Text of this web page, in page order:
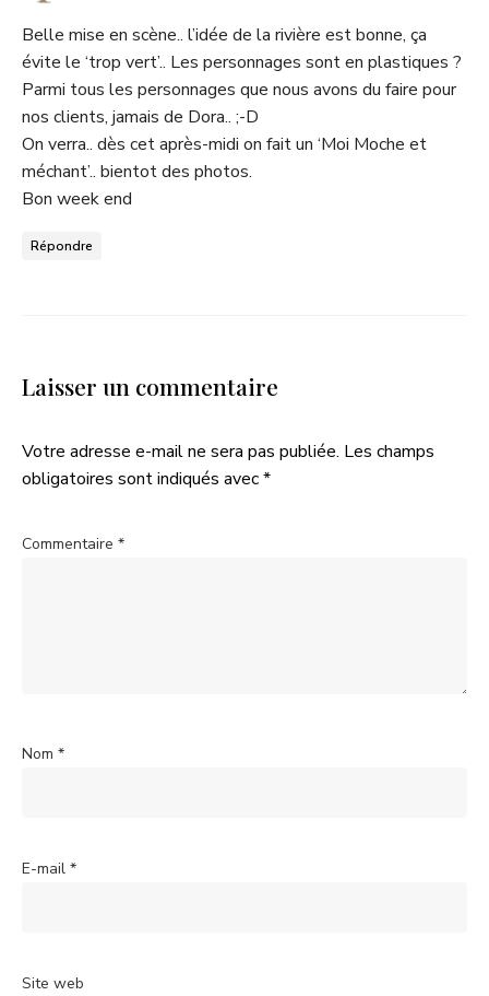
Belle mise en scène.. l’idée de la rivière est bonne, ça
évite le ‘trop vert’.. Les personnages sont en plastiques ?
Parmi tous les personnages que nous avons du faire pour
nos clients, jamais de Dora.. ;-D
On verra.. dès cet après-midi on fait un ‘Moi Moche et
méchant’.. bientot des photos.
Bon week end
Répondre
Laisser un commentaire
Votre adresse e-mail ne sera pas publiée. Les champs
obligatoires sont indiqués avec*
Commentaire *
Nom *
E-mail *
Site web